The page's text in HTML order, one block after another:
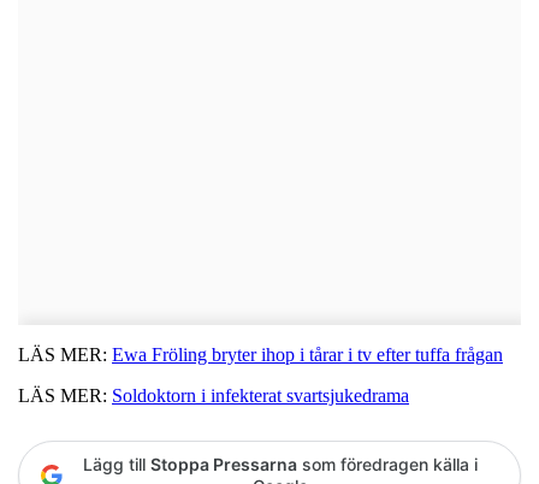
LÄS MER: Ewa Fröling bryter ihop i tårar i tv efter tuffa frågan
LÄS MER: Soldoktorn i infekterat svartsjukedrama
Lägg till Stoppa Pressarna som föredragen källa i